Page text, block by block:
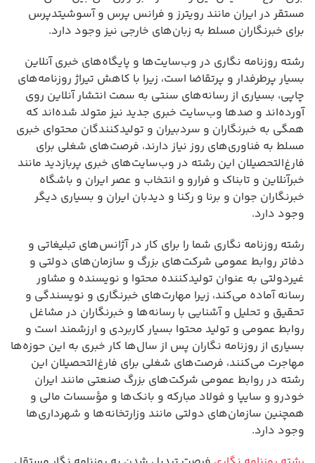
مستقر در ایران مانند رویترز و فرانس پرس و آسوشیتدپرس
برای خبرنگاران مسلط به زبان‌های خارجی نیز وجود دارد.
رشته روزنامه نگاری در وب‌سایت‌ها و پایگاه‌های خبری آنلاین
بسیار پرطرفدار و پرتقاضا است، زیرا با کاهش تیراژ روزنامه‌های
چاپی، بسیاری از رسانه‌های سنتی به سمت انتشار آنلاین روی
آورده‌اند و صدها وب‌سایت خبری جدید نیز متولد شده‌اند که
همگی به خبرنگاران و سردبیران و تولیدکنندگان محتوای خبری
مسلط به فناوری‌های روز نیاز دارند، فرصت‌های شغلی برای
فارغ‌التحصیلان این رشته در وب‌سایت‌های خبری پربازدید مانند
خبرآنلاین و تابناک و فرارو و انتخاب و عصر ایران و باشگاه
خبرنگاران جوان و برنا و رکنا و دیدبان ایران و بسیاری دیگر
وجود دارد.
رشته روزنامه نگاری شما را برای کار در آژانس‌های تبلیغاتی و
دفاتر روابط عمومی شرکت‌های بزرگ و سازمان‌های دولتی و
غیردولتی به عنوان تولیدکننده محتوا و نویسنده و مشاور
رسانه آماده می‌کند، زیرا مهارت‌های خبرنگاری و نویسندگی و
تحقیق و تحلیل و آشنایی با رسانه‌ها و خبرنگاران در مشاغل
روابط عمومی و تولید محتوا بسیار کاربردی و ارزشمند است و
بسیاری از روزنامه نگاران پس از سال‌ها کار خبری به این حوزه‌ها
مهاجرت می‌کنند، فرصت‌های شغلی برای فارغ‌التحصیلان این
رشته در روابط عمومی شرکت‌های بزرگ صنعتی مانند ایران
خودرو و سایپا و فولاد مبارکه و بانک‌ها و مؤسسات مالی و
همچنین سازمان‌های دولتی مانند وزارتخانه‌ها و شهرداری‌ها
وجود دارد.